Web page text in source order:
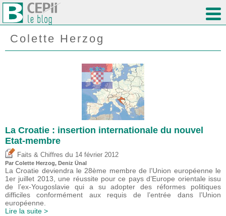
Colette Herzog
La Croatie : insertion internationale du nouvel
Etat-membre
Faits & Chiffres du 14 février 2012
Par Colette Herzog, Deniz Ünal
La Croatie deviendra le 28ème membre de l’Union européenne le
1er juillet 2013, une réussite pour ce pays d’Europe orientale issu
de l’ex-Yougoslavie qui a su adopter des réformes politiques
difficiles conformément aux requis de l’entrée dans l’Union
européenne.
Lire la suite >